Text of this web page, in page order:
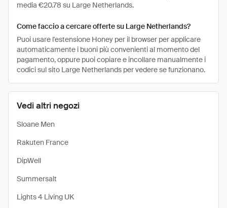
Vedi altri negozi
Sloane Men
Rakuten France
DipWell
Summersalt
Lights 4 Living UK
media €20.78 su Large Netherlands.
Come faccio a cercare offerte su Large Netherlands?
Puoi usare l'estensione Honey per il browser per applicare
automaticamente i buoni più convenienti al momento del
pagamento, oppure puoi copiare e incollare manualmente i
codici sul sito Large Netherlands per vedere se funzionano.